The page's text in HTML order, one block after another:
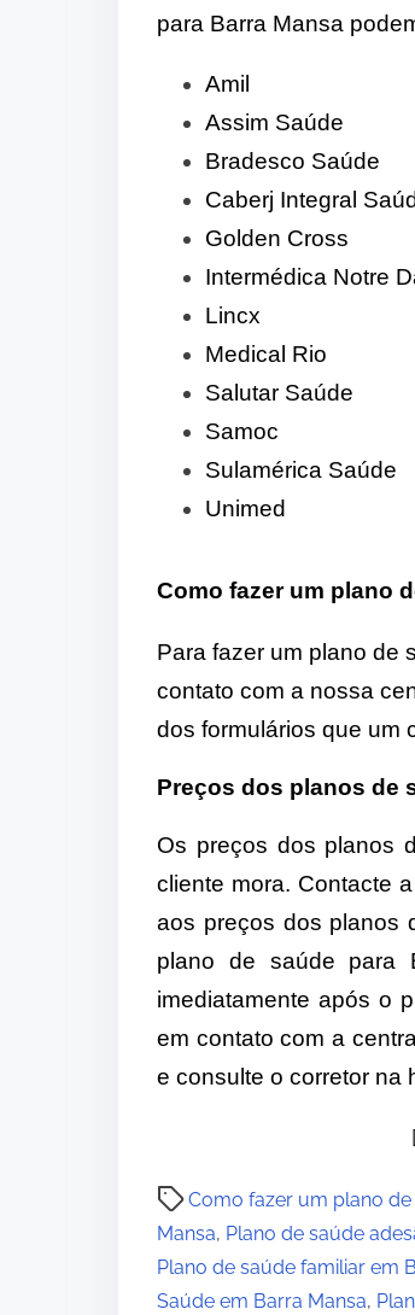
para Barra Mansa
Amil
Assim Saúde
Bradesco Saúde
Caberj Integral
Golden Cross
Intermédica Notre
Lincx
Medical Rio
Salutar Saúde
Samoc
Sulamérica Saúde
Unimed
Como fazer um plano
Para fazer um plano de
contato com a nossa
dos formulários que um
Preços dos planos de
Os preços dos planos
cliente mora. Contacte
aos preços dos planos
plano de saúde para
imediatamente após o
em contato com a
e consulte o corretor na
Como fazer um plano
Mansa, Plano de saúde
Plano de saúde familiar em
Saúde em Barra Mansa,
P
o
s
t